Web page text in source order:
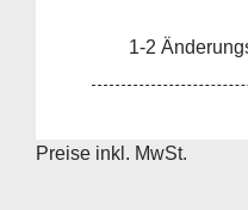
1-2
Preise inkl. MwSt.